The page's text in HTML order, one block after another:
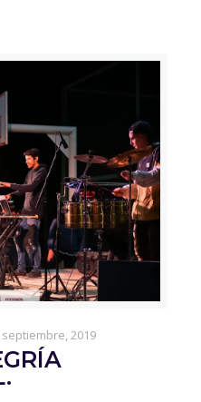
septiembre, 2019